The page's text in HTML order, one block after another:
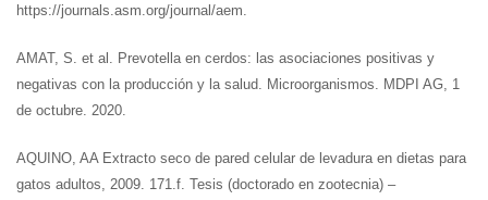
https://journals.asm.org/journal/aem.
AMAT, S. et al. Prevotella en cerdos: las asociaciones positivas y
negativas con la producción y la salud. Microorganismos. MDPI AG, 1
de octubre. 2020.
AQUINO, AA Extracto seco de pared celular de levadura en dietas para
gatos adultos, 2009. 171.f. Tesis (doctorado en zootecnia) –